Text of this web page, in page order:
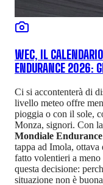
WEC, IL
ENDURANCE 2026:
Ci si accontenterà di
livello meteo offre
pioggia o con il sole,
Monza, signori. Con
Mondiale Endurance
tappa ad Imola,
fatto volentieri a meno
questa decisione:
situazione non è